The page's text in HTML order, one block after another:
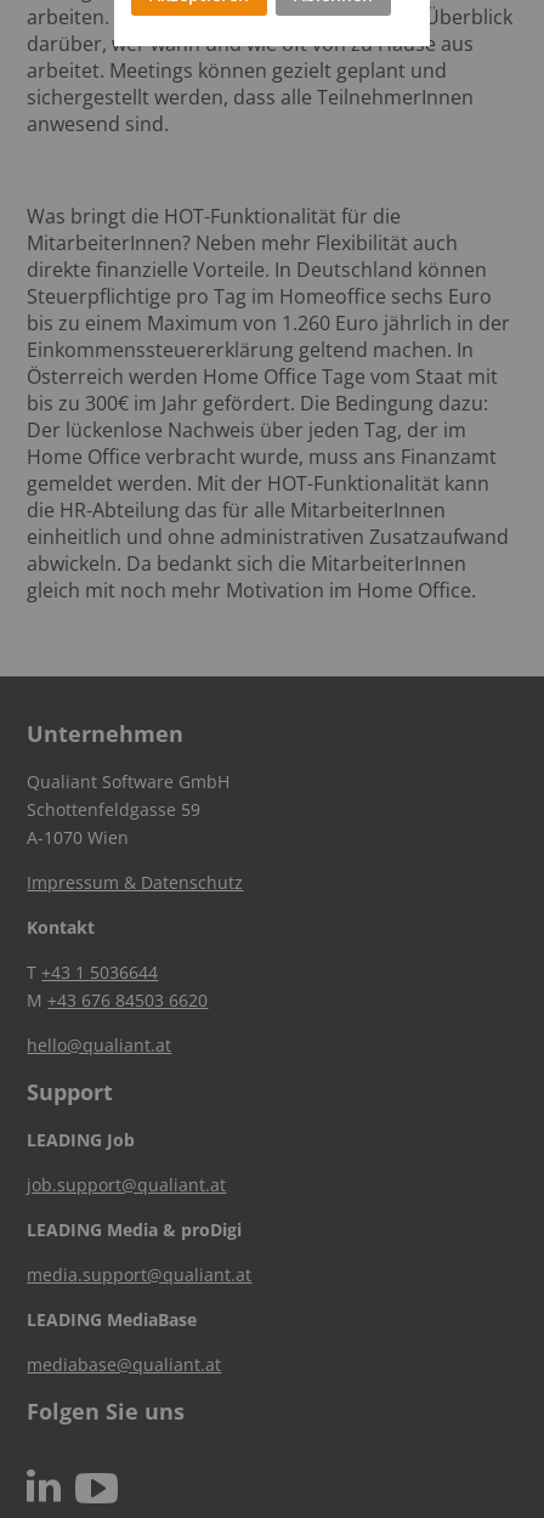
arbeiten. So behält das Management einen Überblick
darüber, wer wann und wie oft von zu Hause aus
arbeitet. Meetings können gezielt geplant und
sichergestellt werden, dass alle TeilnehmerInnen
anwesend sind.
Was bringt die HOT-Funktionalität für die
MitarbeiterInnen? Neben mehr Flexibilität auch
direkte finanzielle Vorteile. In Deutschland können
Steuerpflichtige pro Tag im Homeoffice sechs Euro
bis zu einem Maximum von 1.260 Euro jährlich in der
Einkommenssteuererklärung geltend machen. In
Österreich werden Home Office Tage vom Staat mit
bis zu 300€ im Jahr gefördert. Die Bedingung dazu:
Der lückenlose Nachweis über jeden Tag, der im
Home Office verbracht wurde, muss ans Finanzamt
gemeldet werden. Mit der HOT-Funktionalität kann
die HR-Abteilung das für alle MitarbeiterInnen
einheitlich und ohne administrativen Zusatzaufwand
abwickeln. Da bedankt sich die MitarbeiterInnen
gleich mit noch mehr Motivation im Home Office.
Unternehmen
Qualiant Software GmbH
Schottenfeldgasse 59
A-1070 Wien
Impressum & Datenschutz
Kontakt
T+43 1 5036644
M+43 676 84503 6620
hello@qualiant.at
Support
LEADING Job
job.support@qualiant.at
LEADING Media & proDigi
media.support@qualiant.at
LEADING MediaBase
mediabase@qualiant.at
Folgen Sie uns
N c